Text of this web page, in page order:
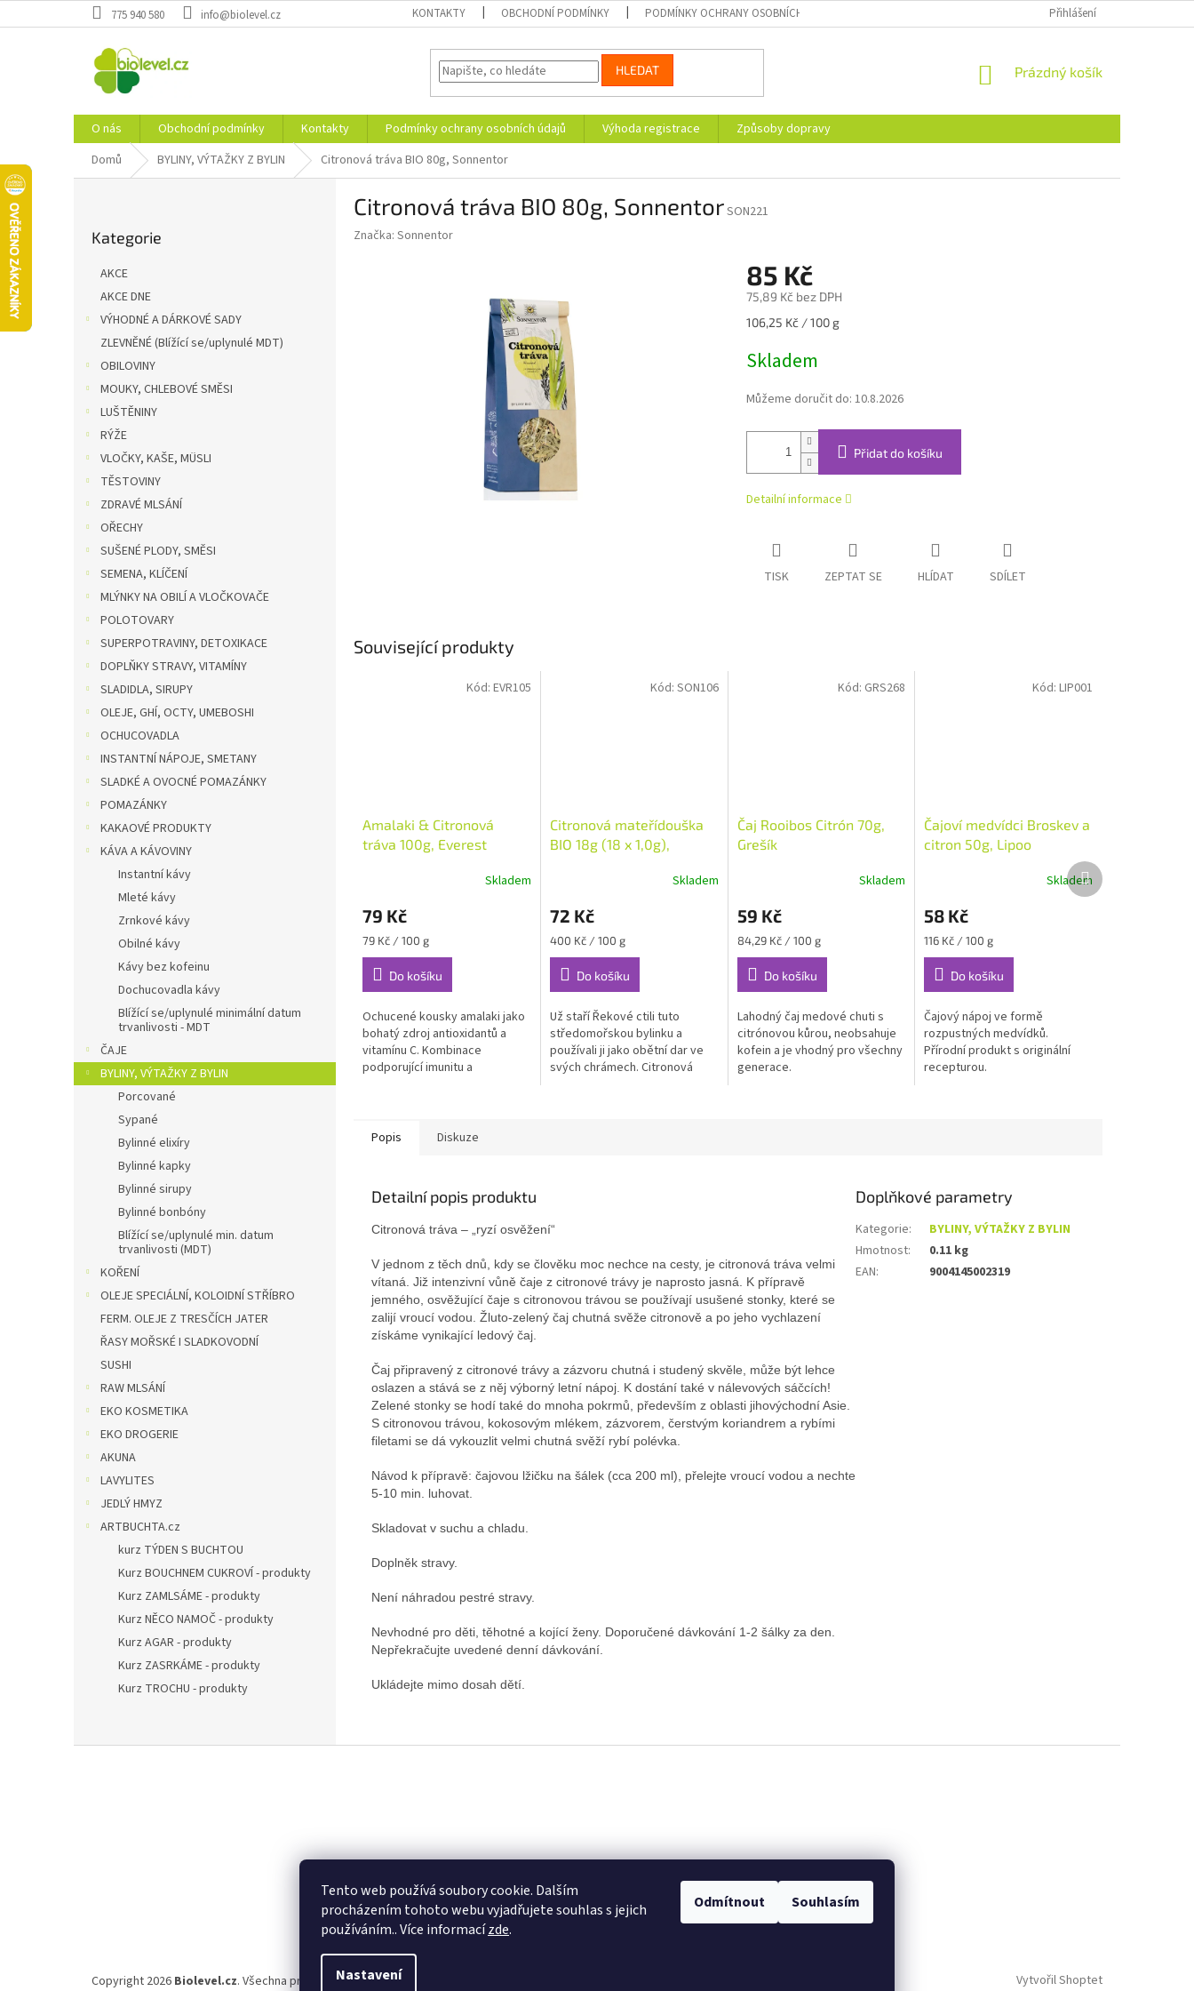
Tento web používá soubory cookie. Dalším
procházením tohoto webu vyjadřujete souhlas s jejich
používáním.. Více informacízde.
Nastavení
Odmítnout Souhlasím
na
775 940 580 info@biolevel.cz KONTAKTY OBCHODNÍ PODMÍNKY PODMÍNKY OCHRANY OSOBNÍCH ÚDAJŮ Přihlášení
HLEDAT
NÁKUPNÍ
Prázdný košík
O nás Obchodní podmínky Kontakty Podmínky ochrany osobních údajů Výhoda registrace
Způsoby dopravy
Domů
BYLINY, VÝTAŽKY Z BYLIN Citronová tráva BIO 80g, Sonnentor
kategorie
Kategorie
AKCE
AKCE DNE
VÝHODNÉ A DÁRKOVÉ SADY
ZLEVNĚNÉ (Blížící se/uplynulé MDT)
OBILOVINY
MOUKY, CHLEBOVÉ SMĚSI
LUŠTĚNINY
RÝŽE
VLOČKY, KAŠE, MÜSLI
TĚSTOVINY
ZDRAVÉ MLSÁNÍ
OŘECHY
SUŠENÉ PLODY, SMĚSI
SEMENA, KLÍČENÍ
MLÝNKY NA OBILÍ A VLOČKOVAČE
POLOTOVARY
SUPERPOTRAVINY, DETOXIKACE
DOPLŇKY STRAVY, VITAMÍNY
SLADIDLA, SIRUPY
OLEJE, GHÍ, OCTY, UMEBOSHI
OCHUCOVADLA
INSTANTNÍ NÁPOJE, SMETANY
SLADKÉ A OVOCNÉ POMAZÁNKY
POMAZÁNKY
KAKAOVÉ PRODUKTY
KÁVA A KÁVOVINY
Instantní kávy
Mleté kávy
Zrnkové kávy
Obilné kávy
Kávy bez kofeinu
Dochucovadla kávy
Blížící se/uplynulé minimální datum
trvanlivosti - MDT
ČAJE
BYLINY, VÝTAŽKY Z BYLIN
Porcované
Sypané
Bylinné elixíry
Bylinné kapky
Bylinné sirupy
Bylinné bonbóny
Blížící se/uplynulé min. datum
trvanlivosti (MDT)
KOŘENÍ
OLEJE SPECIÁLNÍ, KOLOIDNÍ STŘÍBRO
FERM. OLEJE Z TRESČÍCH JATER
ŘASY MOŘSKÉ I SLADKOVODNÍ
SUSHI
RAW MLSÁNÍ
EKO KOSMETIKA
EKO DROGERIE
AKUNA
LAVYLITES
JEDLÝ HMYZ
ARTBUCHTA.cz
kurz TÝDEN S BUCHTOU
Kurz BOUCHNEM CUKROVÍ - produkty
Kurz ZAMLSÁME - produkty
Kurz NĚCO NAMOČ - produkty
Kurz AGAR - produkty
Kurz ZASRKÁME - produkty
Kurz TROCHU - produkty
Citronová tráva BIO 80g, SonnentorSON221
Značka: Sonnentor
85 Kč
75,89 Kč bez DPH
Měrná
106,25 Kč / 100 g
Skladem
Můžeme doručit do: 10.8.2026
Přidat do košíku
Detailní informace
TISK ZEPTAT SE HLÍDAT SDÍLET
Související produkty
Amalaki & Citronová
tráva 100g, Everest
Skladem
79 Kč
Měrná
cena:
79 Kč / 100 g
Do košíku
Ochucené kousky amalaki jako
bohatý zdroj antioxidantů a
vitamínu C. Kombinace
podporující imunitu a
Kód: EVR105
Citronová mateřídouška
BIO 18g (18 x 1,0g),
Skladem
72 Kč
Měrná
cena:
400 Kč / 100 g
Do košíku
Už staří Řekové ctili tuto
středomořskou bylinku a
používali ji jako obětní dar ve
svých chrámech. Citronová
Kód: SON106
Čaj Rooibos Citrón 70g,
Grešík
Skladem
59 Kč
Měrná
cena:
84,29 Kč / 100 g
Do košíku
Lahodný čaj medové chuti s
citrónovou kůrou, neobsahuje
kofein a je vhodný pro všechny
generace.
Kód: GRS268
Čajoví medvídci Broskev a
citron 50g, Lipoo
Skladem
58 Kč
Měrná
cena:
116 Kč / 100 g
Do košíku
Čajový nápoj ve formě
rozpustných medvídků.
Přírodní produkt s originální
recepturou.
Kód: LIP001
Další
produkt
Popis Diskuze
Detailní popis produktu
Citronová tráva – „ryzí osvěžení“
V jednom z těch dnů, kdy se člověku moc nechce na cesty, je citronová tráva velmi
vítaná. Již intenzivní vůně čaje z citronové trávy je naprosto jasná. K přípravě
jemného, osvěžující čaje s citronovou trávou se používají usušené stonky, které se
zalijí vroucí vodou. Žluto-zelený čaj chutná svěže citronově a po jeho vychlazení
získáme vynikající ledový čaj.
Čaj připravený z citronové trávy a zázvoru chutná i studený skvěle, může být lehce
oslazen a stává se z něj výborný letní nápoj. K dostání také v nálevových sáčcích!
Zelené stonky se hodí také do mnoha pokrmů, především z oblasti jihovýchodní Asie.
S citronovou trávou, kokosovým mlékem, zázvorem, čerstvým koriandrem a rybími
filetami se dá vykouzlit velmi chutná svěží rybí polévka.
Návod k přípravě: čajovou lžičku na šálek (cca 200 ml), přelejte vroucí vodou a nechte
5-10 min. luhovat.
Skladovat v suchu a chladu.
Doplněk stravy.
Není náhradou pestré stravy.
Nevhodné pro děti, těhotné a kojící ženy. Doporučené dávkování 1-2 šálky za den.
Nepřekračujte uvedené denní dávkování.
Ukládejte mimo dosah dětí.
Doplňkové parametry
Kategorie:
BYLINY, VÝTAŽKY Z BYLIN
Hmotnost:
0.11 kg
EAN: 9004145002319
Vytvořil Shoptet
Copyright 2026 Biolevel.cz. Všechna práva vyhrazena.Upravit nastavení cookies